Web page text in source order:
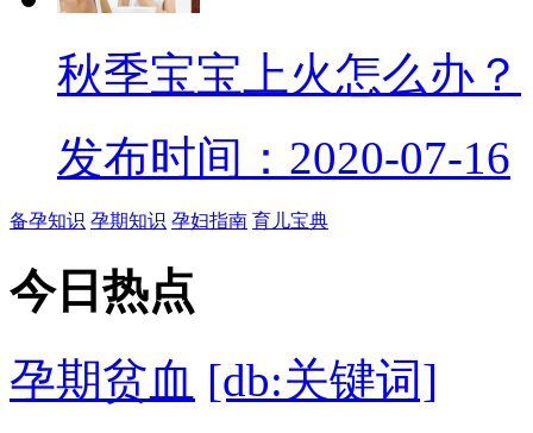
秋季宝宝上火怎么办？
发布时间：2020-07-16
备孕知识 孕期知识 孕妇指南 育儿宝典
今日 热点
孕期贫血 [db:关键词]